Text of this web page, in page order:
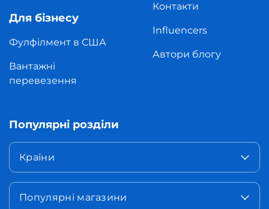
Для бізнесу
Фулфілмент в США
Вантажні
перевезення
Контакти
Influencers
Автори блогу
Популярні розділи
Країни
Популярні магазини